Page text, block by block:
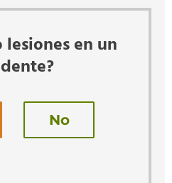
lesiones en un
No